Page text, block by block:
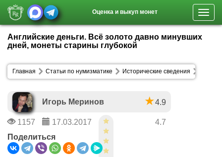
Оценка и выкуп монет
Английские деньги. Всё золото давно минувших
дней, монеты старины глубокой
Главная Статьи по нумизматике Исторические сведения
Игорь Меринов 4.9
1157 17.03.2017
4.7
Поделиться